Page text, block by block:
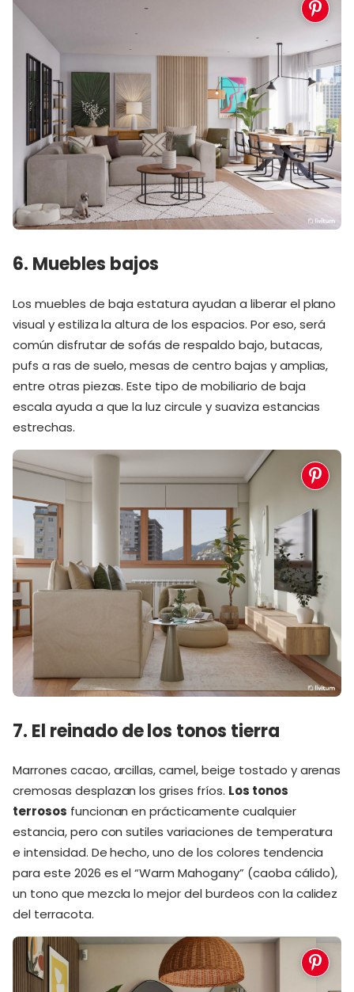
6. Muebles bajos
Los muebles de baja estatura ayudan a liberar el plano
visual y estiliza la altura de los espacios. Por eso, será
común disfrutar de sofás de respaldo bajo, butacas,
pufs a ras de suelo, mesas de centro bajas y amplias,
entre otras piezas. Este tipo de mobiliario de baja
escala ayuda a que la luz circule y suaviza estancias
estrechas.
7. El reinado de los tonos tierra
Marrones cacao, arcillas, camel, beige tostado y arenas
cremosas desplazan los grises fríos. Los tonos
terrosos funcionan en prácticamente cualquier
estancia, pero con sutiles variaciones de temperatura
e intensidad. De hecho, uno de los colores tendencia
para este 2026 es el “Warm Mahogany” (caoba cálido),
un tono que mezcla lo mejor del burdeos con la calidez
del terracota.